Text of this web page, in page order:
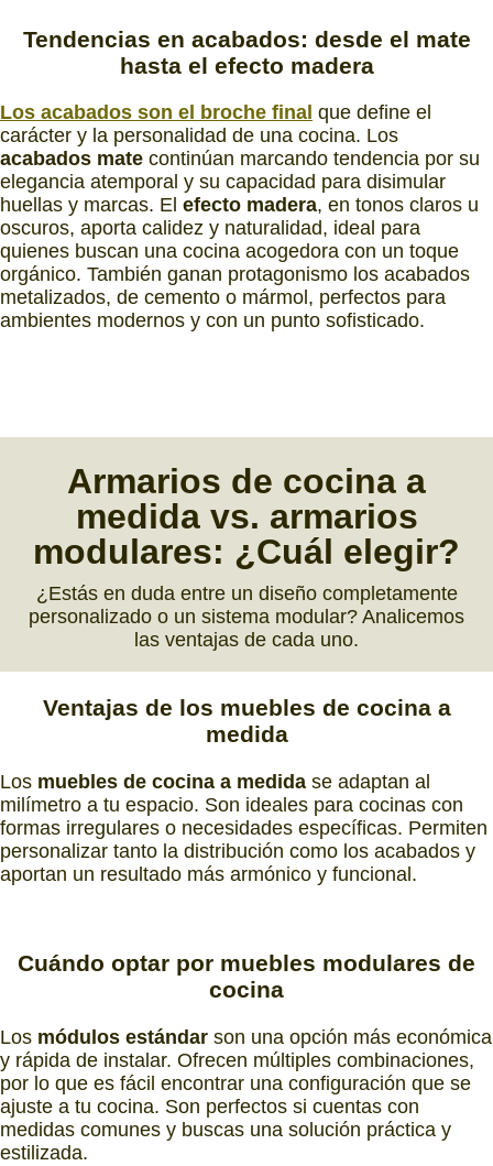
Tendencias en acabados: desde el mate
hasta el efecto madera
Los acabados son el broche final que define el
carácter y la personalidad de una cocina. Los
acabados mate continúan marcando tendencia por su
elegancia atemporal y su capacidad para disimular
huellas y marcas. El efecto madera, en tonos claros u
oscuros, aporta calidez y naturalidad, ideal para
quienes buscan una cocina acogedora con un toque
orgánico. También ganan protagonismo los acabados
metalizados, de cemento o mármol, perfectos para
ambientes modernos y con un punto sofisticado.
Armarios de cocina a
medida vs. armarios
modulares: ¿Cuál elegir?
¿Estás en duda entre un diseño completamente
personalizado o un sistema modular? Analicemos
las ventajas de cada uno.
Ventajas de los muebles de cocina a
medida
Los muebles de cocina a medida se adaptan al
milímetro a tu espacio. Son ideales para cocinas con
formas irregulares o necesidades específicas. Permiten
personalizar tanto la distribución como los acabados y
aportan un resultado más armónico y funcional.
Cuándo optar por muebles modulares de
cocina
Los módulos estándar son una opción más económica
y rápida de instalar. Ofrecen múltiples combinaciones,
por lo que es fácil encontrar una configuración que se
ajuste a tu cocina. Son perfectos si cuentas con
medidas comunes y buscas una solución práctica y
estilizada.